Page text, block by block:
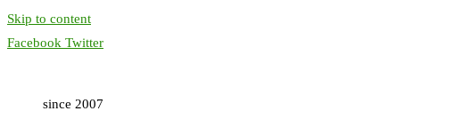
Skip to content
Facebook Twitter
since 2007